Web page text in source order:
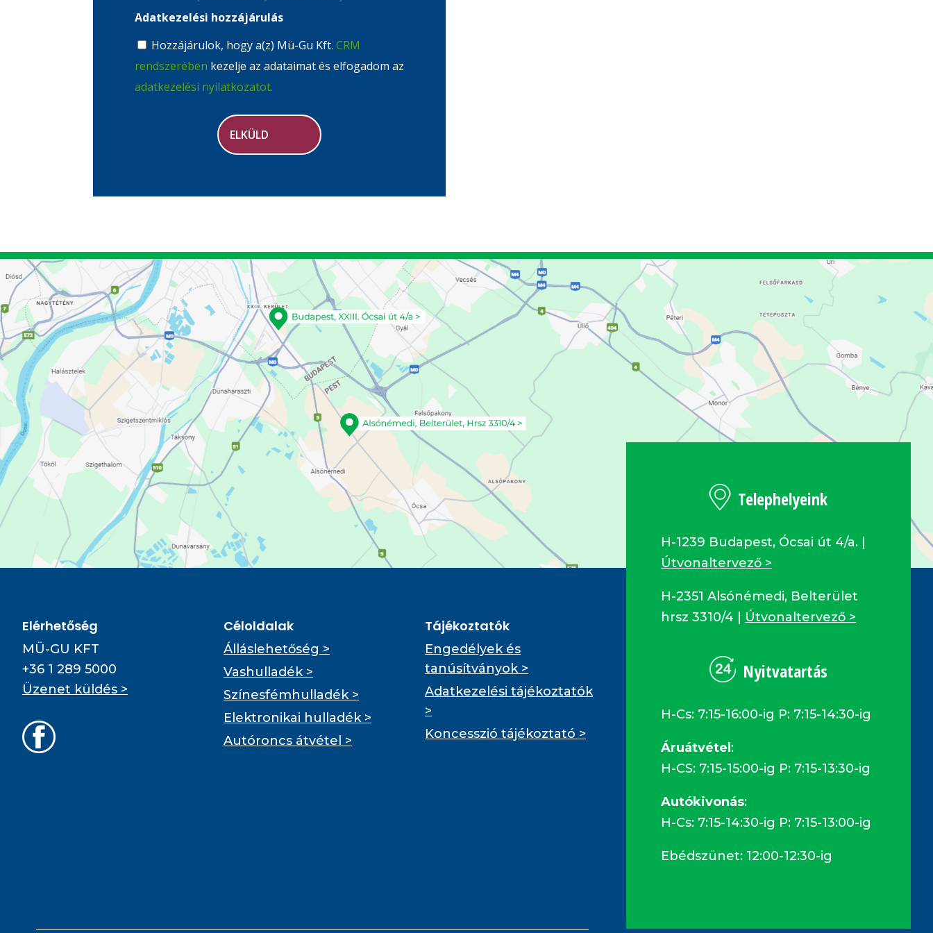
Adatkezelési hozzájárulás
Hozzájárulok, hogy a(z) Mü-Gu Kft. CRM
rendszerében kezelje az adataimat és elfogadom az
adatkezelési nyilatkozatot.
Elérhetőség
MÜ-GU KFT
+36 1 289 5000
Üzenet küldés >
Céloldalak
Álláslehetőség >
Vashulladék >
Színesfémhulladék >
Elektronikai hulladék >
Autóroncs átvétel >
Tájékoztatók
Engedélyek és
tanúsítványok >
Adatkezelési tájékoztatók
>
Koncesszió tájékoztató >
Telephelyeink
H-1239 Budapest, Ócsai út 4/a. |
Útvonaltervező >
H-2351 Alsónémedi, Belterület
hrsz 3310/4 | Útvonaltervező >
Nyitvatartás
H-Cs: 7:15-16:00-ig P: 7:15-14:30-ig
Áruátvétel:
H-CS: 7:15-15:00-ig P: 7:15-13:30-ig
Autókivonás:
H-Cs: 7:15-14:30-ig P: 7:15-13:00-ig
Ebédszünet: 12:00-12:30-ig